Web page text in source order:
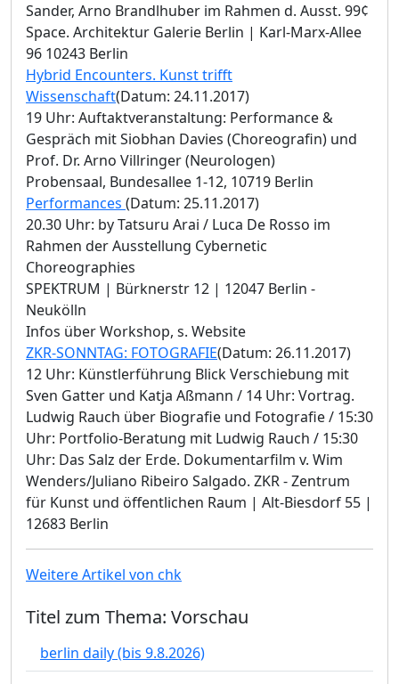
Sander, Arno Brandlhuber im Rahmen d. Ausst. 99¢
Space. Architektur Galerie Berlin | Karl-Marx-Allee
96 10243 Berlin
Hybrid Encounters. Kunst trifft
Wissenschaft(Datum: 24.11.2017)
19 Uhr: Auftaktveranstaltung: Performance &
Gespräch mit Siobhan Davies (Choreografin) und
Prof. Dr. Arno Villringer (Neurologen)
Probensaal, Bundesallee 1-12, 10719 Berlin
Performances (Datum: 25.11.2017)
20.30 Uhr: by Tatsuru Arai / Luca De Rosso im
Rahmen der Ausstellung Cybernetic
Choreographies
SPEKTRUM | Bürknerstr 12 | 12047 Berlin -
Neukölln
Infos über Workshop, s. Website
ZKR-SONNTAG: FOTOGRAFIE(Datum: 26.11.2017)
12 Uhr: Künstlerführung Blick Verschiebung mit
Sven Gatter und Katja Aßmann / 14 Uhr: Vortrag.
Ludwig Rauch über Biografie und Fotografie / 15:30
Uhr: Portfolio-Beratung mit Ludwig Rauch / 15:30
Uhr: Das Salz der Erde. Dokumentarfilm v. Wim
Wenders/Juliano Ribeiro Salgado. ZKR - Zentrum
für Kunst und öffentlichen Raum | Alt-Biesdorf 55 |
12683 Berlin
Weitere Artikel von chk
Titel zum Thema: Vorschau
berlin daily (bis 9.8.2026)